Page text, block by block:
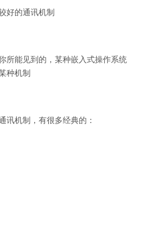
好的通讯机制
所能见到的，某种嵌入式操作系统
种机制
讯机制，有很多经典的：